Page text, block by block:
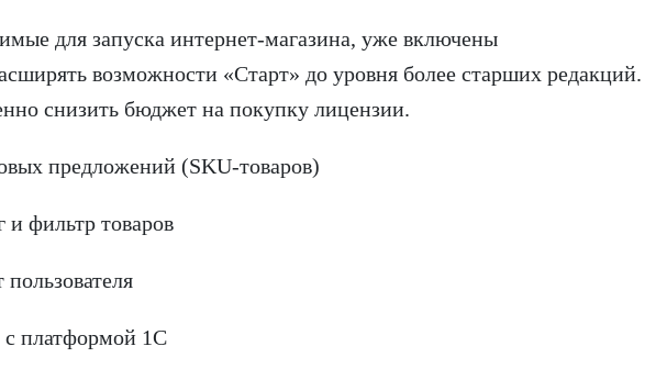
для запуска интернет-магазина, уже включены
возможности «Старт» до уровня более старших редакций.
снизить бюджет на покупку лицензии.
предложений (SKU-товаров)
и фильтр товаров
платформой 1С